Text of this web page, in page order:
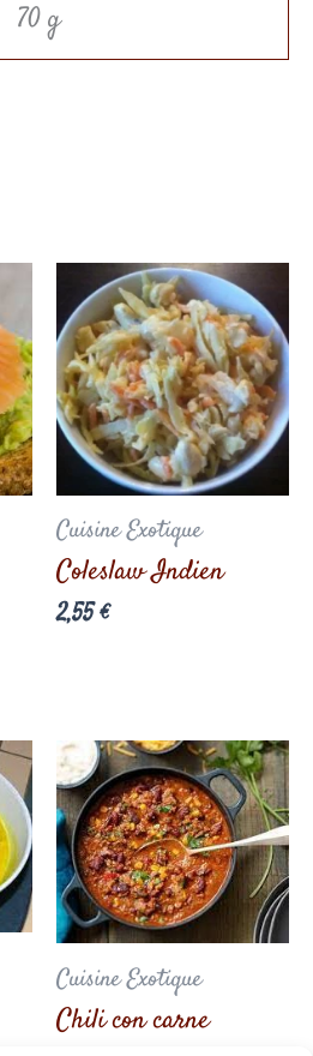
70 g
Cuisine Exotique
Coleslaw Indien
2,55€
Cuisine Exotique
Chili con carne